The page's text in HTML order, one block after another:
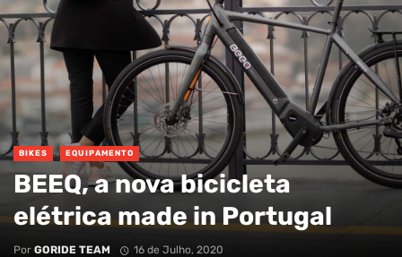
BIKES EQUIPAMENTO
BEEQ, a nova bicicleta
elétrica made in Portugal
Por GORIDE TEAM 16 de Julho, 2020